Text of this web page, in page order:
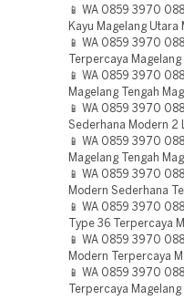
📱 WA 0859 3970
Kayu Magelang Utara
📱 WA 0859 3970
Terpercaya Magelang
📱 WA 0859 3970
Magelang Tengah
📱 WA 0859 3970
Sederhana Modern 2
📱 WA 0859 3970
Magelang Tengah
📱 WA 0859 3970
Modern Sederhana
📱 WA 0859 3970
Type 36 Terpercaya
📱 WA 0859 3970
Modern Terpercaya
📱 WA 0859 3970
Terpercaya